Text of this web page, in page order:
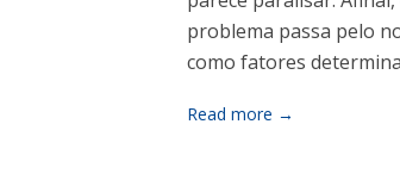
problema passa pelo
como fatores
Read more →